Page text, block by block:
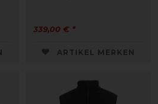
339,00 € *
ARTIKEL MERKEN